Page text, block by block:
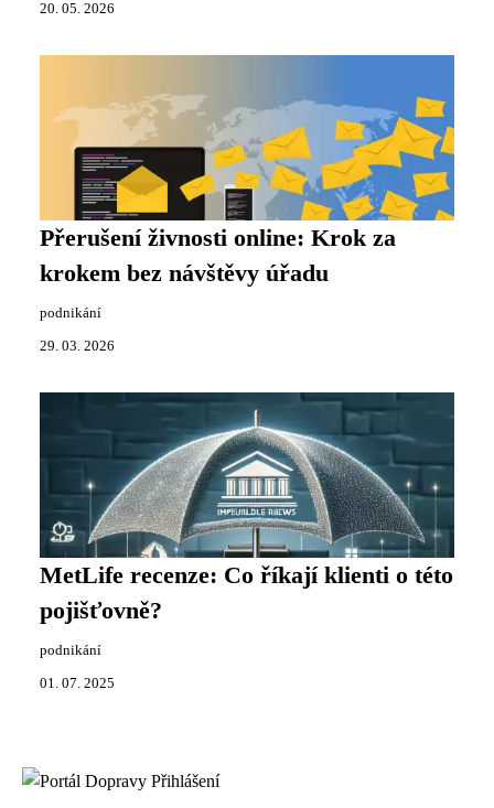
20. 05. 2026
Přerušení živnosti online: Krok za
krokem bez návštěvy úřadu
podnikání
29. 03. 2026
MetLife recenze: Co říkají klienti o této
pojišťovně?
podnikání
01. 07. 2025